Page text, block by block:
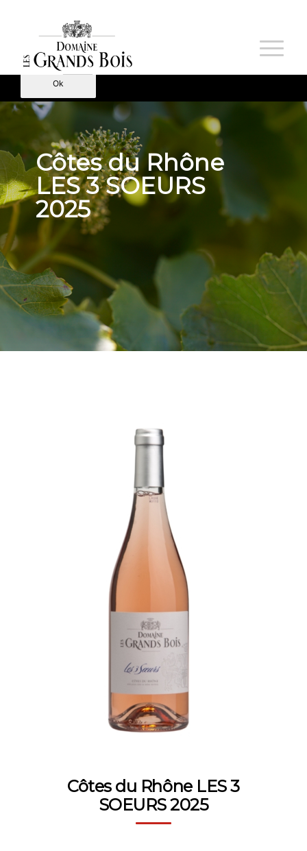
Côtes du Rhône
LES 3 SOEURS
2025
Côtes du Rhône LES 3
SOEURS 2025
expérience sur notre site. Si vous continuez à utiliser ce
dernier, nous considérerons que vous acceptez l'utilisation des
Ok